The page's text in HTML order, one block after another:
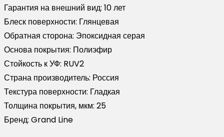
Гарантия на внешний вид: 10 лет
Блеск поверхности: Глянцевая
Обратная сторона: Эпоксидная серая
Основа покрытия: Полиэфир
Стойкость к УФ: RUV2
Страна производитель: Россия
Текстура поверхности: Гладкая
Толщина покрытия, мкм: 25
Бренд: Grand Line